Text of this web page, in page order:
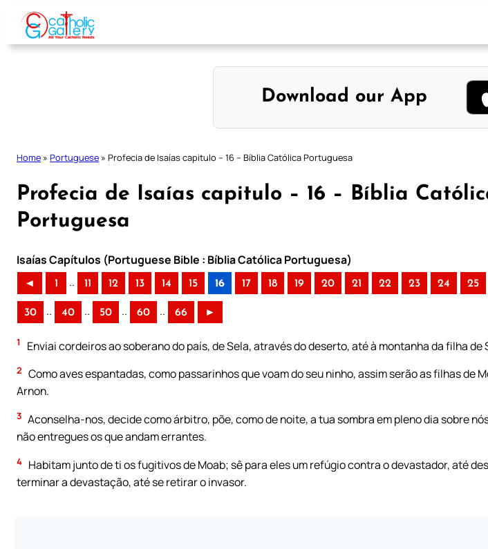
Skip
content
Download our App
Home » Portuguese » Profecia de Isaías capitulo – 16 – Bíblia Católica Portuguesa
Profecia de Isaías capitulo – 16 – Bíblia
Portuguesa
Isaías Capítulos (Portuguese Bible : Bíblia Católica Portuguesa)
◄ 1 .. 11 12 13 14 15 16 17 18 19 20 21 22 23 24 25
30 .. 40 .. 50 .. 60 .. 66 ►
1 Enviai cordeiros ao soberano do país, de Sela, através do deserto, até à montanha da filha de
2 Como aves espantadas, como passarinhos que voam do seu ninho, assim serão as filhas de
Arnon.
3 Aconselha-nos, decide como árbitro, põe, como de noite, a tua sombra em pleno dia sobre
não entregues os que andam errantes.
4 Habitam junto de ti os fugitivos de Moab; sê para eles um refúgio contra o devastador, até
terminar a devastação, até se retirar o invasor.